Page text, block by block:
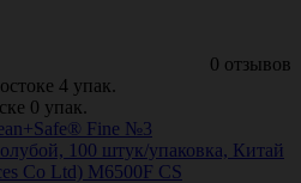
0 отзывов
4 упак.
0 упак.
Fine №3
100 штук/упаковка, Китай
Cо Ltd) M6500F CS